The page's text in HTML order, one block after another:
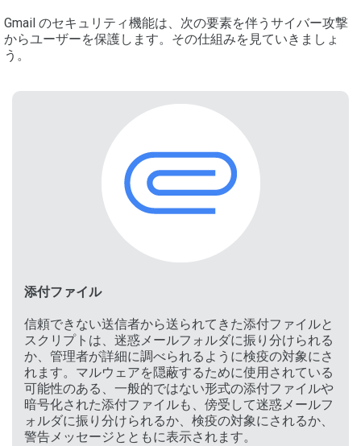
Gmail のセキュリティ機能は、次の要素を伴うサイバー攻撃
からユーザーを保護します。その仕組みを見ていきましょ
う。
添付ファイル
信頼できない送信者から送られてきた添付ファイルと
スクリプトは、迷惑メールフォルダに振り分けられる
か、管理者が詳細に調べられるように検疫の対象にさ
れます。マルウェアを隠蔽するために使用されている
可能性のある、一般的ではない形式の添付ファイルや
暗号化された添付ファイルも、傍受して迷惑メールフ
ォルダに振り分けられるか、検疫の対象にされるか、
警告メッセージとともに表示されます。